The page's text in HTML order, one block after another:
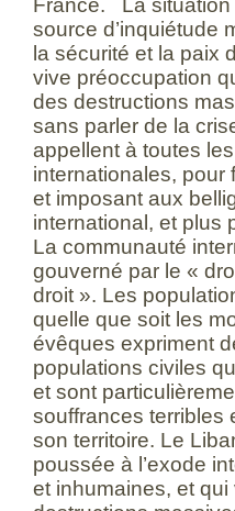
source d’inquiétude
la sécurité et la paix
vive préoccupation
des destructions
sans parler de la
appellent à toutes
internationales, pour
et imposant aux
international, et plus
La communauté
gouverné par le «
droit ». Les
quelle que soit les
évêques expriment
populations civiles
et sont
souffrances terribles
son territoire. Le
poussée à l’exode
et inhumaines, et